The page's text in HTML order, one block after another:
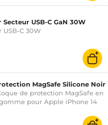
USB-C GaN 30W
C 30W
MagSafe Silicone Noir
de protection MagSafe en
pour Apple iPhone 14